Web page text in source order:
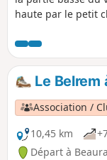
haute par le petit
redescend ensuite
pour remonter en
Créquy. Là, il
Lebiez par une
entièrement
emprunter
qui surplombe la
pieds secs.
Le Belrem
Association /
10,45 km
Départ à